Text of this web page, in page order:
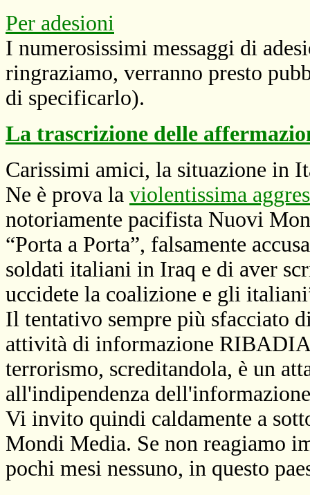
Per adesioni
I numerosissimi messaggi di
ringraziamo, verranno presto
di specificarlo).
La trascrizione delle
Carissimi amici, la situazione in
Ne è prova la violentissima
notoriamente pacifista Nuovi
“Porta a Porta”, falsamente
soldati italiani in Iraq e di aver
uccidete la coalizione e gli
Il tentativo sempre più sfacciato
attività di informazione
terrorismo, screditandola, è un
all'indipendenza
Vi invito quindi caldamente a
Mondi Media. Se non reagiamo
pochi mesi nessuno, in questo